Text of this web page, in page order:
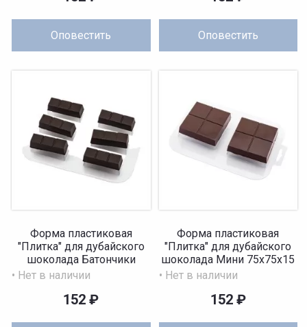
Оповестить Оповестить
Форма пластиковая
"Плитка" для дубайского
шоколада Батончики
63x21x15 ...
• Нет в наличии
152₽
Форма пластиковая
"Плитка" для дубайского
шоколада Мини 75x75x15
мм
• Нет в наличии
152 ₽